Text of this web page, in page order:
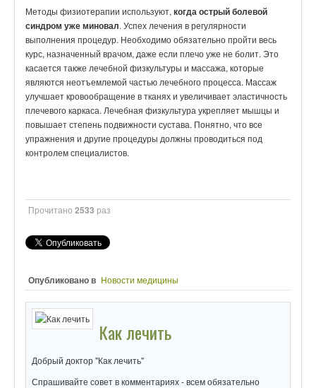
Методы физиотерапии используют, когда острый болевой
синдром уже миновал. Успех лечения в регулярности
выполнения процедур. Необходимо обязательно пройти весь
курс, назначенный врачом, даже если плечо уже не болит. Это
касается также лечебной физкультуры и массажа, которые
являются неотъемлемой частью лечебного процесса. Массаж
улучшает кровообращение в тканях и увеличивает эластичность
плечевого каркаса. Лечебная физкультура укрепляет мышцы и
повышает степень подвижности сустава. Понятно, что все
упражнения и другие процедуры должны проводиться под
контролем специалистов.
Прочитано 2533 раз
Опубликовано в Новости медицины
Как лечить
Добрый доктор "Как лечить"
Спрашивайте совет в комментариях - всем обязательно